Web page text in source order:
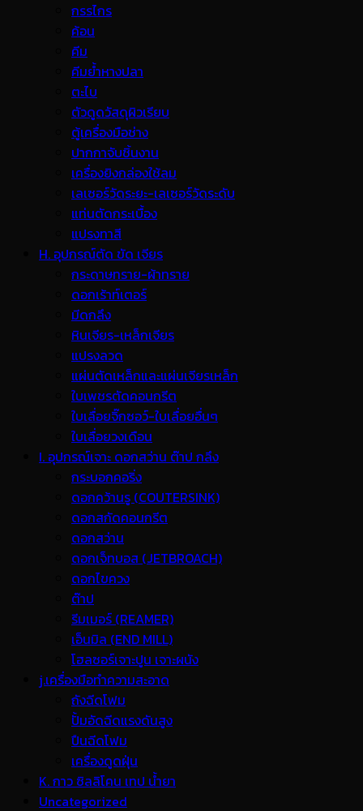
กรรไกร
ค้อน
คีม
คีมย้ำหางปลา
ตะไบ
ตัวดูดวัสดุผิวเรียบ
ตู้เครื่องมือช่าง
ปากกาจับชิ้นงาน
เครื่องยิงกล่องใช้ลม
เลเซอร์วัดระยะ-เลเซอร์วัดระดับ
แท่นตัดกระเบื้อง
แปรงทาสี
H. อุปกรณ์ตัด ขัด เจียร
กระดาษทราย-ผ้าทราย
ดอกเร้าท์เตอร์
มีดกลึง
หินเจียร-เหล็กเจียร
แปรงลวด
แผ่นตัดเหล็กและแผ่นเจียรเหล็ก
ใบเพชรตัดคอนกรีต
ใบเลื่อยจิ๊กซอว์-ใบเลื่อยอื่นๆ
ใบเลื่อยวงเดือน
I. อุปกรณ์เจาะ ดอกสว่าน ต๊าป กลึง
กระบอกคอริ่ง
ดอกคว้านรู (COUTERSINK)
ดอกสกัดคอนกรีต
ดอกสว่าน
ดอกเจ็ทบอส (JETBROACH)
ดอกไขควง
ต๊าป
รีมเมอร์ (REAMER)
เอ็นมิล (END MILL)
โฮลซอร์เจาะปูน เจาะผนัง
j.เครื่องมือทำความสะอาด
ถังฉีดโฟม
ปั้มอัดฉีดแรงดันสูง
ปืนฉีดโฟม
เครื่องดูดฝุ่น
K. กาว ซิลลิโคน เทป น้ำยา
Uncategorized